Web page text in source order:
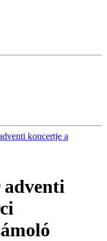
koncertje a
adventi